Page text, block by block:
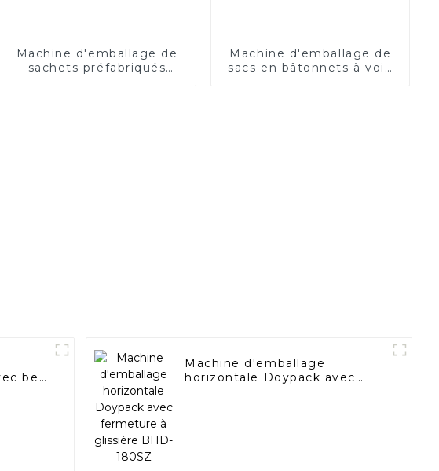
Machine d'emballage de
sachets préfabriqués
Machine d'emballage de
sacs en bâtonnets à voie
bec
Machine d'emballage
horizontale Doypack avec